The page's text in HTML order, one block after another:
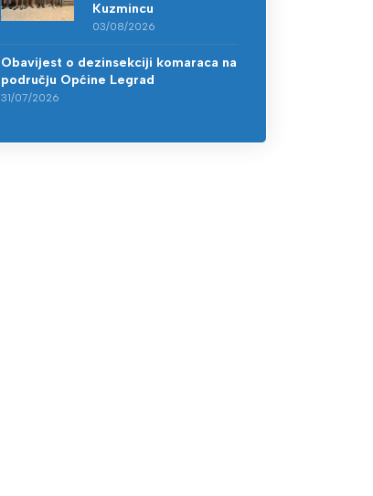
Kuzmincu
03/08/2026
Obavijest o dezinsekciji komaraca na
području Općine Legrad
31/07/2026